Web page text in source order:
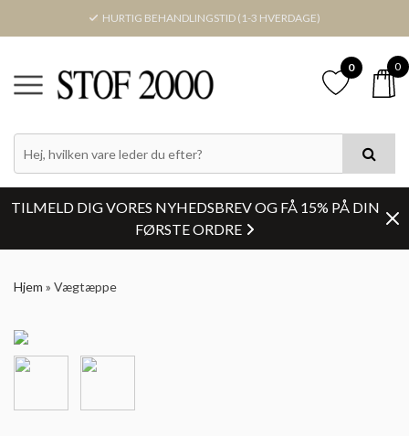
HURTIG BEHANDLINGSTID (1-3 HVERDAGE)
0 0
TILMELD DIG VORES NYHEDSBREV OG FÅ 15% PÅ DIN
FØRSTE ORDRE
Hjem » Vægtæppe